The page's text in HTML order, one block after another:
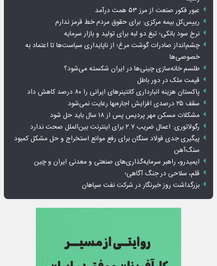
عبور فکور صنعت از مرز ۵۳ همت درآمد
رییس‌کل بیمه مرکزی: برای حقوق مردم خط قرمز ندارم
نرخ سود بانکی؛ تیغ دو لبه برای تولید و بازار سرمایه
چشم‌انداز صادرات گوشت مرغ؛ از ناپایداری سیاست‌ها تا اعتماد به
خصوصی‌ها
طلسم خانه‌سازی چینی‌ها در ایران شکسته می‌شود؟
قیمت ملک در دور باطل
پاکستان هزینه انبارداری کانتینرهای ایرانی را ۸۰ درصد کاهش داد
سقف ۲۵ درصدی افزایش اجاره‌بها رعایت نمی‌شود
مشکلات مسکن مهر پردیس پس از ۱۸ سال باید حل شود
رگولاتوری: اعمال ضریب ۲.۷ برای اینترنت بین‌الملل صحت ندارد
پیگیری جدی فولاد سنگان برای رفع موانع استخراج و حل مشکل کمبود
سنگ‌آهن
ایمیدرو، راهبر سرمایه‌گذاری‌های صنعتی و معدنی ایران و چین
قلم، سلاحی در جنگ آگاهی؛
بزرگداشت روز خبرنگار در شرکت نفت سپاهان